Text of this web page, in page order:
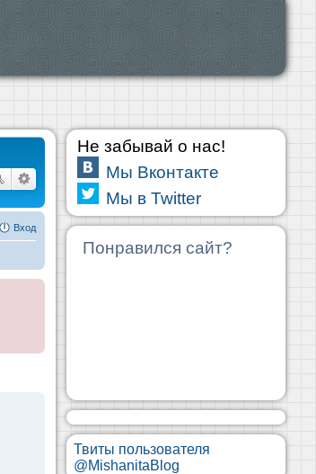
Вход
Не забывай о нас!
Мы Вконтакте
Мы в Twitter
Понравился сайт?
Твиты пользователя
@MishanitaBlog